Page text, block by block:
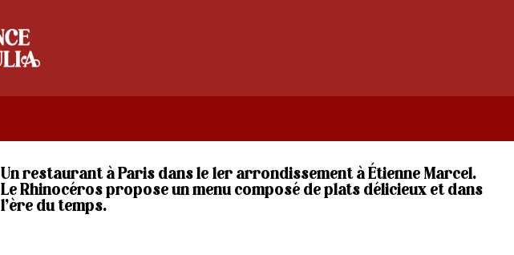
Un restaurant à Paris dans le 1er arrondissement à Étienne Marcel.
Le Rhinocéros propose un menu composé de plats délicieux et dans
l’ère du temps.